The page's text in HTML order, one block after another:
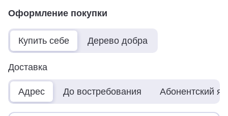
Оформление покупки
Купить себе Дерево добра
Доставка
Адрес До востребования Абонентский